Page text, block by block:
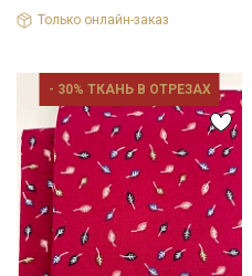
Только онлайн-заказ
- 30% ТКАНЬ В ОТРЕЗАХ